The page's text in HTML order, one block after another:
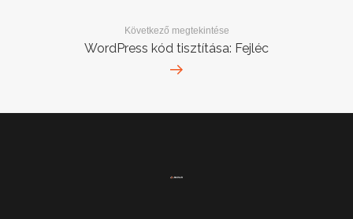
Következő megtekintése
WordPress kód tisztítása: Fejléc